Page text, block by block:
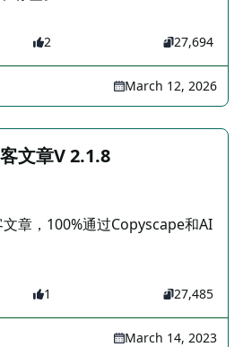
2 27,694
March 12, 2026
文章V 2.1.8
章，100%通过Copyscape和AI
1 27,485
March 14, 2023